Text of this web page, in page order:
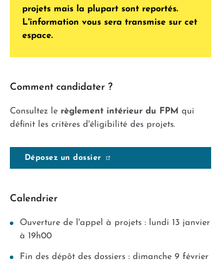
projets mais la plupart sont reportés.
L'information vous sera transmise sur cet
espace.
Comment candidater ?
Consultez le règlement intérieur du FPM qui
définit les critères d'éligibilité des projets.
Déposez un dossier
Calendrier
Ouverture de l'appel à projets : lundi 13 janvier
à 19h00
Fin des dépôt des dossiers : dimanche 9 février